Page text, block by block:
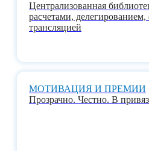
Централизованная
расчетами,
трансляцией
МОТИВАЦИЯ И ПРЕМИИ
Прозрачно. Честно. В